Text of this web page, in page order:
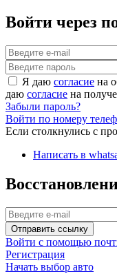
Войти через
Я даю согласие на
даю согласие на
Забыли пароль?
Войти по номеру
Если столкнулись с
Написать в
Отправить ссылку
Войти с помощью
Регистрация
Начать выбор авто